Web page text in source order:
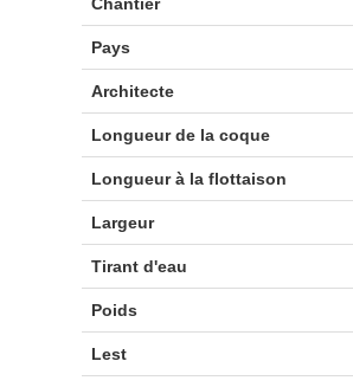
Pays
Architecte
Longueur de la coque
Longueur à la flottaison
Largeur
Tirant d'eau
Poids
Lest